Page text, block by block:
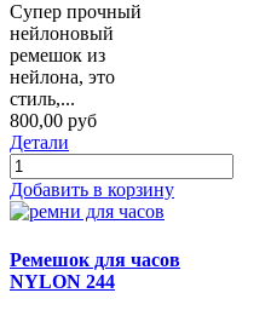
Супер прочный
нейлоновый
ремешок из
нейлона, это
стиль,...
800,00 руб
Детали
Добавить в корзину
Ремешок для часов
NYLON 244